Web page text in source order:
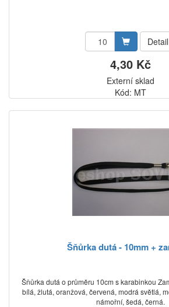
Detail
4,30 Kč
Externí sklad
Kód: MT
Šňůrka dutá - 10mm +
Šňůrka dutá o průměru 10cm s karabinkou
bílá, žlutá, oranžová, červená, modrá světlá,
námořní, šedá, černá.